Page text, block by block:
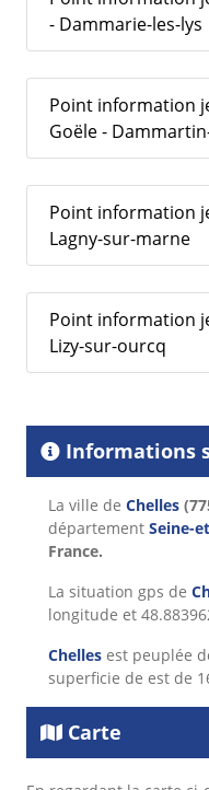
- Dammarie-les-lys
Point information
Goële -
Point information
Lagny-sur-marne
Point information
Lizy-sur-ourcq
Informations
La ville de Chelles
département Seine-
France.
La situation gps de
longitude et
Chelles est peuplée
superficie de est de
Carte